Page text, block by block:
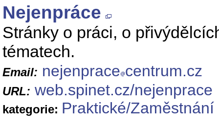
Nejenpráce
Stránky o práci, o
tématech.
Email: nejenprace centrum.cz
URL: web.spinet.cz/nejenprace
kategorie: Praktické/